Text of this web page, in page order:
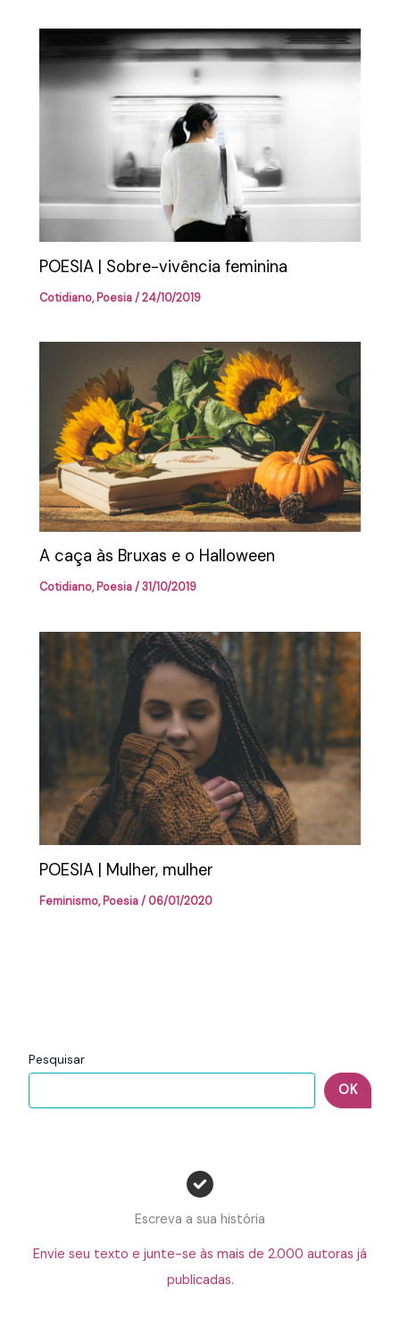
Pesquisar
OK
Escreva a sua história
Envie seu texto e junte-se às mais de 2.000 autoras já
publicadas.
POESIA | Sobre-vivência feminina
Cotidiano,Poesia/24/10/2019
A caça às Bruxas e o Halloween
Cotidiano,Poesia/31/10/2019
POESIA | Mulher, mulher
Feminismo,Poesia/06/01/2020